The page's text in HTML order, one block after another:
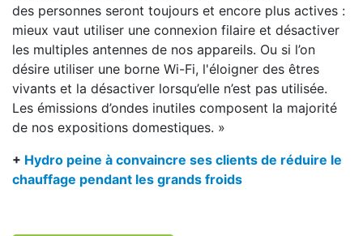
des personnes seront toujours et encore plus actives :
mieux vaut utiliser une connexion filaire et désactiver
les multiples antennes de nos appareils. Ou si l’on
désire utiliser une borne Wi-Fi, l'éloigner des êtres
vivants et la désactiver lorsqu’elle n’est pas utilisée.
Les émissions d’ondes inutiles composent la majorité
de nos expositions domestiques. »
+ Hydro peine à convaincre ses clients de réduire le
chauffage pendant les grands froids